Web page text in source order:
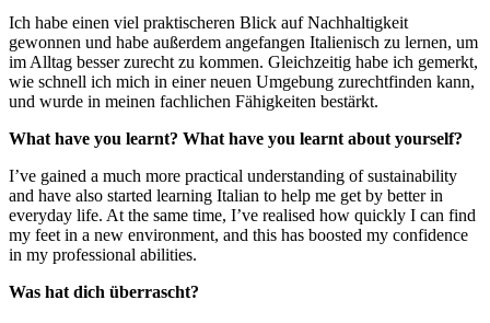
Ich habe einen viel praktischeren Blick auf Nachhaltigkeit
gewonnen und habe außerdem angefangen Italienisch zu lernen, um
im Alltag besser zurecht zu kommen. Gleichzeitig habe ich gemerkt,
wie schnell ich mich in einer neuen Umgebung zurechtfinden kann,
und wurde in meinen fachlichen Fähigkeiten bestärkt.
What have you learnt? What have you learnt about yourself?
I’ve gained a much more practical understanding of sustainability
and have also started learning Italian to help me get by better in
everyday life. At the same time, I’ve realised how quickly I can find
my feet in a new environment, and this has boosted my confidence
in my professional abilities.
Was hat dich überrascht?